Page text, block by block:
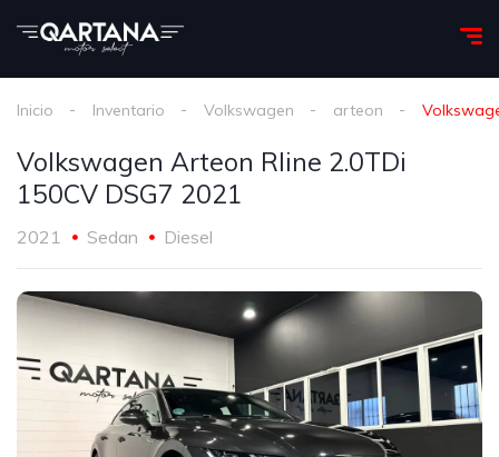
Inicio Inventario Volkswagen arteon
Volkswagen Arteon Rline 2.0TDi
150CV DSG7 2021
2021 Sedan Diesel